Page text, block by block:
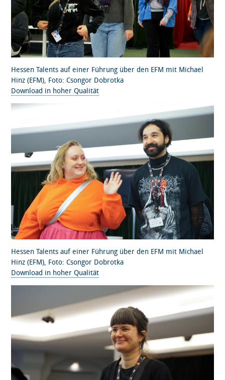
Hessen Talents auf einer Führung über den EFM mit Michael
Hinz (EFM), Foto: Csongor Dobrotka
Download in hoher Qualität
Hessen Talents auf einer Führung über den EFM mit Michael
Hinz (EFM), Foto: Csongor Dobrotka
Download in hoher Qualität